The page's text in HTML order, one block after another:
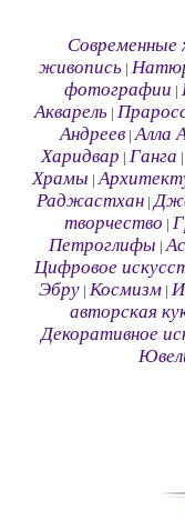
Современные
живопись|
фотографии |
Акварель|
Андреев |Алла
Харидвар |Ганга
Храмы |
Раджастхан|
творчество
Петроглифы |
Цифровое
Эбру |Космизм |
авторская
Декоративное